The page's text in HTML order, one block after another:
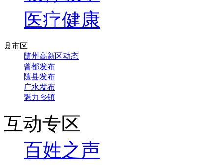
医疗健康
县市区
随州高新区动态
曾都发布
随县发布
广水发布
魅力乡镇
互动专区
百姓之声